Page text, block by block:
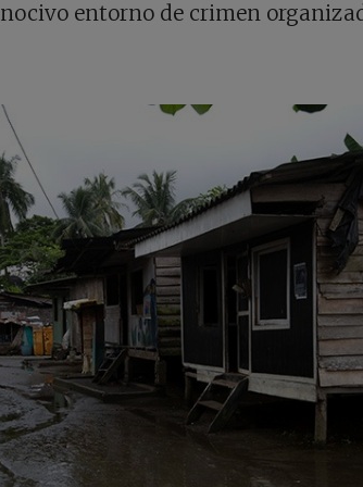
entorno de crimen